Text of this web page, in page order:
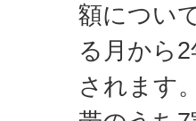
額につい
る月から
されます